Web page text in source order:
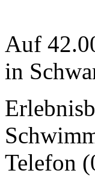
Auf
in
Telefon